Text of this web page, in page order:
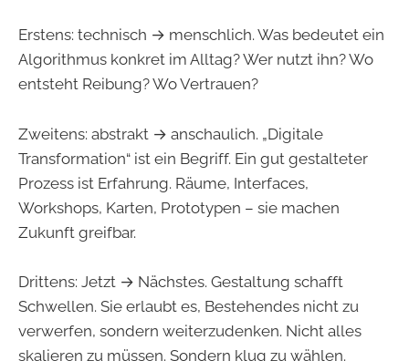
Erstens: technisch → menschlich. Was bedeutet ein
Algorithmus konkret im Alltag? Wer nutzt ihn? Wo
entsteht Reibung? Wo Vertrauen?
Zweitens: abstrakt → anschaulich. „Digitale
Transformation“ ist ein Begriff. Ein gut gestalteter
Prozess ist Erfahrung. Räume, Interfaces,
Workshops, Karten, Prototypen – sie machen
Zukunft greifbar.
Drittens: Jetzt → Nächstes. Gestaltung schafft
Schwellen. Sie erlaubt es, Bestehendes nicht zu
verwerfen, sondern weiterzudenken. Nicht alles
skalieren zu müssen. Sondern klug zu wählen.